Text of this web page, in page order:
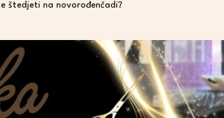
štedjeti na novorođenčadi?